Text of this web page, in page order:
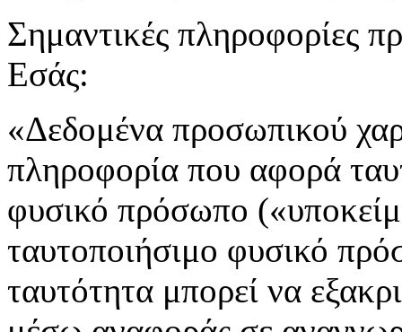
Σημαντικές πληροφορίες
Εσάς:
«Δεδομένα προσωπικού
πληροφορία που αφορά
φυσικό πρόσωπο
ταυτοποιήσιμο φυσικό
ταυτότητα μπορεί να